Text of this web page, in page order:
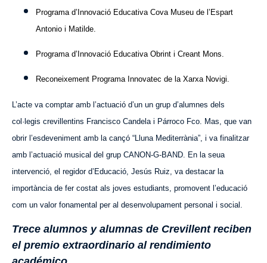
Programa d’Innovació Educativa Cova Museu de l’Espart
Antonio i Matilde.
Programa d’Innovació Educativa Obrint i Creant Mons.
Reconeixement Programa Innovatec de la Xarxa Novigi.
L’acte va comptar amb l’actuació d’un un grup d’alumnes dels
col·legis crevillentins Francisco Candela i Párroco Fco. Mas, que van
obrir l’esdeveniment amb la cançó “Lluna Mediterrània”, i va finalitzar
amb l’actuació musical del grup CANON-G-BAND. En la seua
intervenció, el regidor d’Educació, Jesús Ruiz, va destacar la
importància de fer costat als joves estudiants, promovent l’educació
com un valor fonamental per al desenvolupament personal i social.
Trece alumnos y alumnas de Crevillent reciben
el premio extraordinario al rendimiento